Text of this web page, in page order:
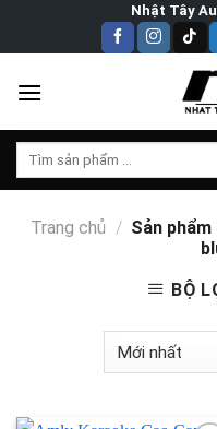
Nhật Tây
Tìm
Trang chủ / Sản
BỘ